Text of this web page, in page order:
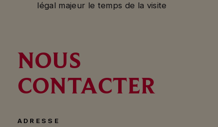
légal majeur le temps de la visite
NOUS
CONTACTER
ADRESSE